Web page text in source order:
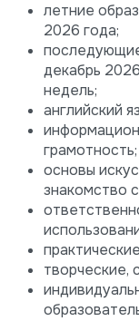
летние
2026 года;
декабрь
недель;
английский
грамотность;
основы
знакомство
творческие,